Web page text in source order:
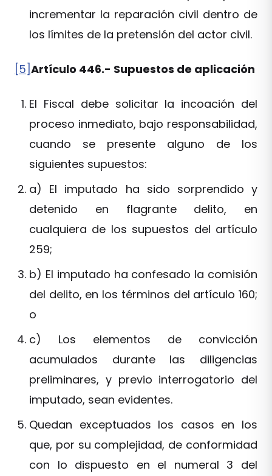
incrementar la reparación civil dentro de
los límites de la pretensión del actor civil.
[5]Artículo 446.- Supuestos de aplicación
El Fiscal debe solicitar la incoación del
proceso inmediato, bajo responsabilidad,
cuando se presente alguno de los
siguientes supuestos:
a) El imputado ha sido sorprendido y
detenido en flagrante delito, en
cualquiera de los supuestos del artículo
259;
b) El imputado ha confesado la comisión
del delito, en los términos del artículo 160;
o
c) Los elementos de convicción
acumulados durante las diligencias
preliminares, y previo interrogatorio del
imputado, sean evidentes.
Quedan exceptuados los casos en los
que, por su complejidad, de conformidad
con lo dispuesto en el numeral 3 del